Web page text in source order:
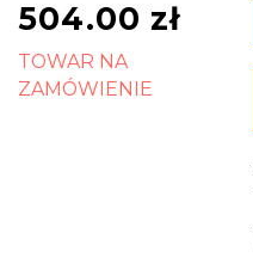
504.00 zł
TOWAR NA
ZAMÓWIENIE